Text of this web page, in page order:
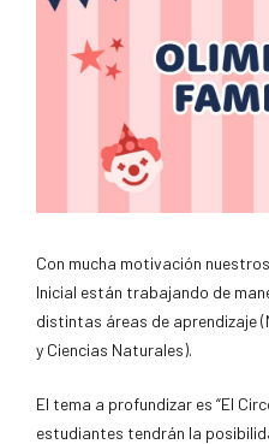
Con mucha motivación
Inicial están trabajando de
distintas áreas de aprendizaje
y Ciencias Naturales).
El tema a profundizar es “El
estudiantes tendrán la